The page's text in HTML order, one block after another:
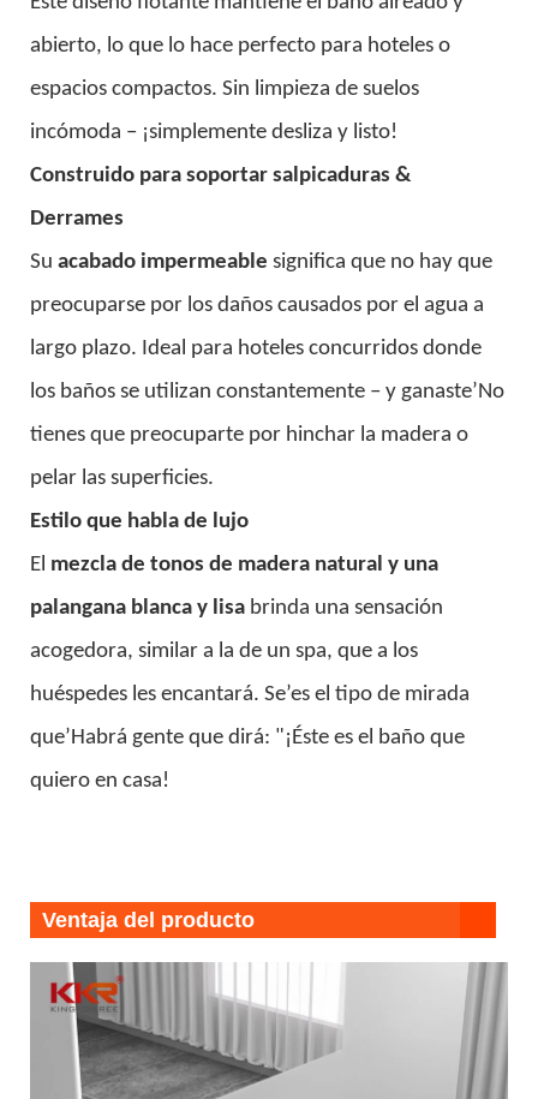
abierto, lo que lo hace perfecto para hoteles o
espacios compactos. Sin limpieza de suelos
incómoda – ¡simplemente desliza y listo!
Construido para soportar salpicaduras &
Derrames
Su acabado impermeable significa que no hay que
preocuparse por los daños causados ​​por el agua a
largo plazo. Ideal para hoteles concurridos donde
los baños se utilizan constantemente – y ganaste’No
tienes que preocuparte por hinchar la madera o
pelar las superficies.
Estilo que habla de lujo
El mezcla de tonos de madera natural y una
palangana blanca y lisa brinda una sensación
acogedora, similar a la de un spa, que a los
huéspedes les encantará. Se’es el tipo de mirada
que’Habrá gente que dirá: "¡Éste es el baño que
quiero en casa!
Ventaja del producto